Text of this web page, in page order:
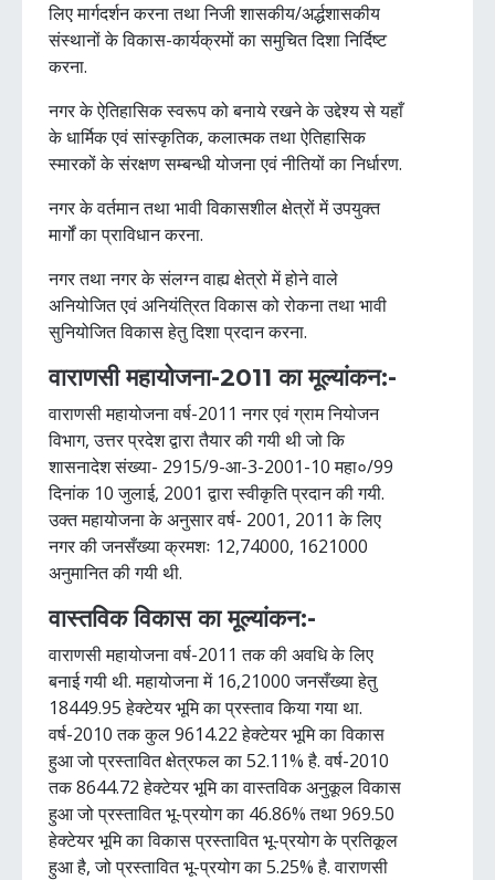
लिए मार्गदर्शन करना तथा निजी शासकीय/अर्द्धशासकीय
संस्थानों के विकास-कार्यक्रमों का समुचित दिशा निर्दिष्ट
करना.
नगर के ऐतिहासिक स्वरूप को बनाये रखने के उद्देश्य से यहाँ
के धार्मिक एवं सांस्कृतिक, कलात्मक तथा ऐतिहासिक
स्मारकों के संरक्षण सम्बन्धी योजना एवं नीतियों का निर्धारण.
नगर के वर्तमान तथा भावी विकासशील क्षेत्रों में उपयुक्त
मार्गों का प्राविधान करना.
नगर तथा नगर के संलग्न वाह्य क्षेत्रो में होने वाले
अनियोजित एवं अनियंत्रित विकास को रोकना तथा भावी
सुनियोजित विकास हेतु दिशा प्रदान करना.
वाराणसी महायोजना-2011 का मूल्यांकन:-
वाराणसी महायोजना वर्ष-2011 नगर एवं ग्राम नियोजन
विभाग, उत्तर प्रदेश द्वारा तैयार की गयी थी जो कि
शासनादेश संख्या- 2915/9-आ-3-2001-10 महा०/99
दिनांक 10 जुलाई, 2001 द्वारा स्वीकृति प्रदान की गयी.
उक्त महायोजना के अनुसार वर्ष- 2001, 2011 के लिए
नगर की जनसँख्या क्रमशः 12,74000, 1621000
अनुमानित की गयी थी.
वास्तविक विकास का मूल्यांकन:-
वाराणसी महायोजना वर्ष-2011 तक की अवधि के लिए
बनाई गयी थी. महायोजना में 16,21000 जनसँख्या हेतु
18449.95 हेक्टेयर भूमि का प्रस्ताव किया गया था.
वर्ष-2010 तक कुल 9614.22 हेक्टेयर भूमि का विकास
हुआ जो प्रस्तावित क्षेत्रफल का 52.11% है. वर्ष-2010
तक 8644.72 हेक्टेयर भूमि का वास्तविक अनुकूल विकास
हुआ जो प्रस्तावित भू-प्रयोग का 46.86% तथा 969.50
हेक्टेयर भूमि का विकास प्रस्तावित भू-प्रयोग के प्रतिकूल
हुआ है, जो प्रस्तावित भू-प्रयोग का 5.25% है. वाराणसी